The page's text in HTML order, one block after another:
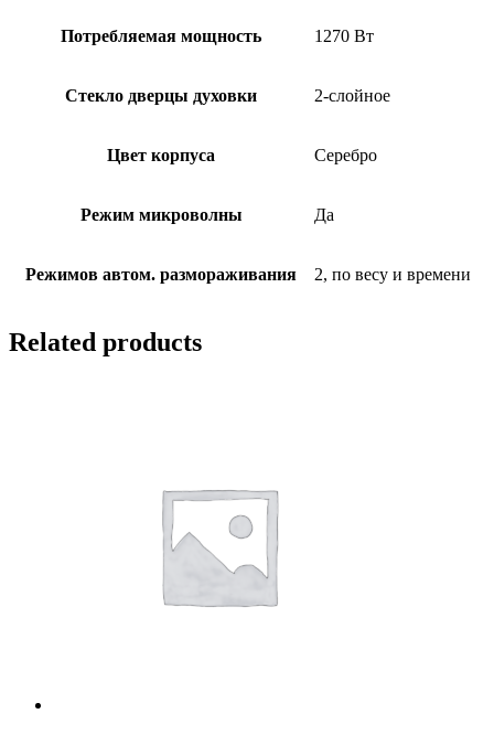
Потребляемая мощность 1270 Вт
Стекло дверцы духовки 2-слойное
Цвет корпуса Серебро
Режим микроволны Да
Режимов автом. размораживания 2, по весу и времени
Related products